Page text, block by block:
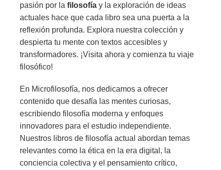
pasión por la filosofía y la exploración de ideas
actuales hace que cada libro sea una puerta a la
reflexión profunda. Explora nuestra colección y
despierta tu mente con textos accesibles y
transformadores. ¡Visita ahora y comienza tu viaje
filosófico!
En Microfilosofía, nos dedicamos a ofrecer
contenido que desafía las mentes curiosas,
escribiendo filosofía moderna y enfoques
innovadores para el estudio independiente.
Nuestros libros de filosofía actual abordan temas
relevantes como la ética en la era digital, la
conciencia colectiva y el pensamiento crítico,